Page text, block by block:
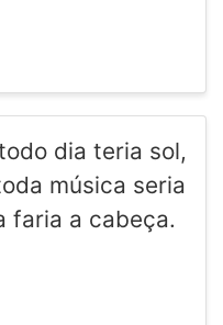
dia teria sol,
música seria
faria a cabeça.